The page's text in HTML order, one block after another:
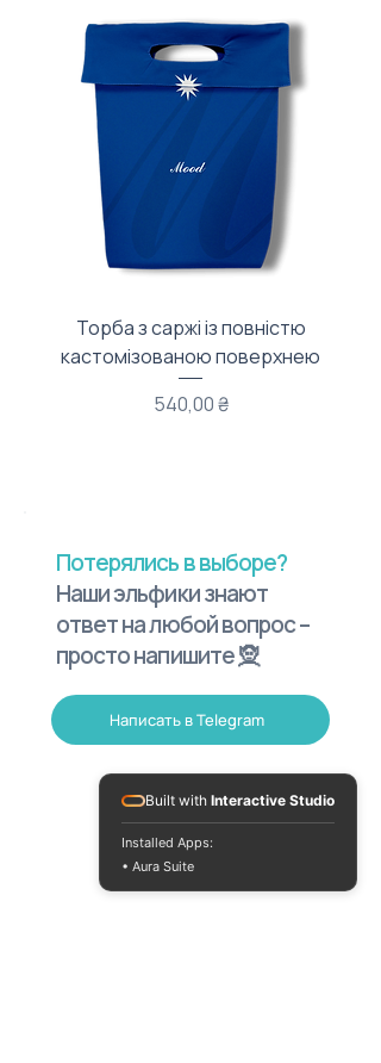
Торба з саржі із повністю
кастомізованою поверхнею
Цена
540,00 ₴
Потерялись в выборе?
Наши эльфики знают
ответ на любой вопрос –
просто напишите 🧝
Написать в Telegram
Built with Interactive Studio
Installed Apps:
• Aura Suite